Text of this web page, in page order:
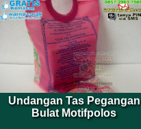
Undangan Tas Pegangan
Bulat Motifpolos